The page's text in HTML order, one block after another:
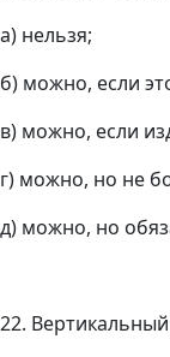
а) нельзя;
б) можно, если
в) можно, если
г) можно, но не
д) можно, но
22.